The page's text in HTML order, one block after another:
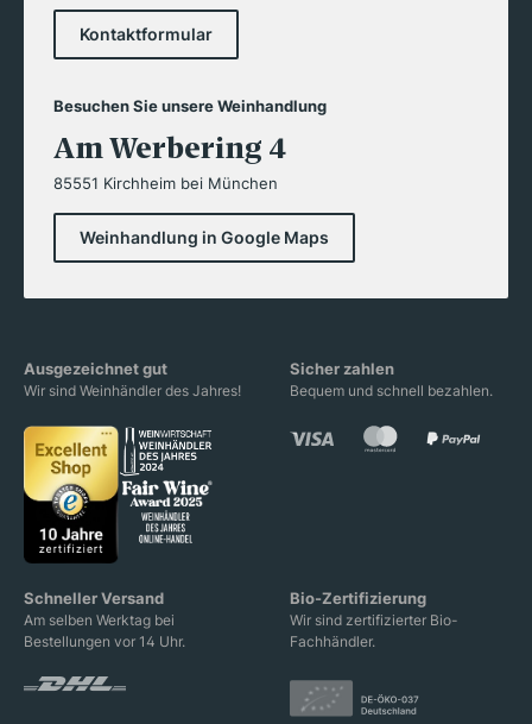
Kontaktformular
Besuchen Sie unsere Weinhandlung
Am Werbering 4
85551 Kirchheim bei München
Weinhandlung in Google Maps
Ausgezeichnet gut
Wir sind Weinhändler des Jahres!
Sicher zahlen
Bequem und schnell bezahlen.
Schneller Versand
Am selben Werktag bei
Bestellungen vor 14 Uhr.
Bio-Zertifizierung
Wir sind zertifizierter Bio-
Fachhändler.